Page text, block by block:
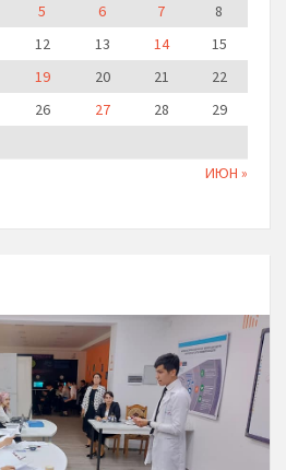
ИЮН »
5 6 7
8
12 13 14
15
19 20 21
22
26 27 28
29